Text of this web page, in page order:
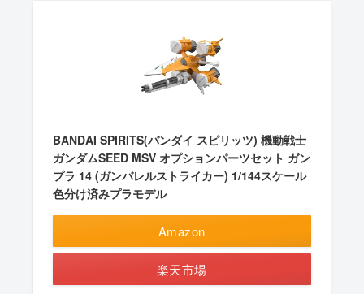
BANDAI SPIRITS(バンダイ スピリッツ) 機動戦士
ガンダムSEED MSV オプションパーツセット ガン
プラ 14 (ガンバレルストライカー) 1/144スケール
色分け済みプラモデル
Amazon
楽天市場